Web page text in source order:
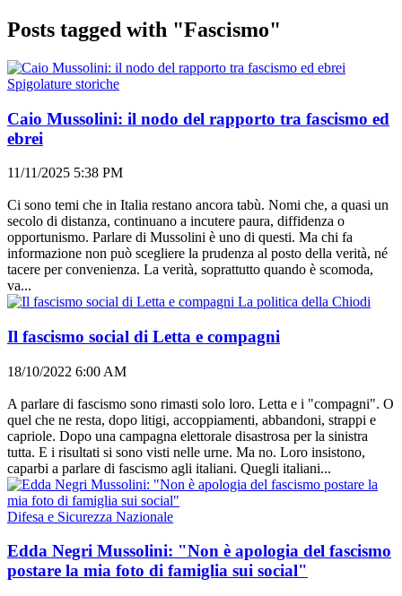
Posts tagged with "Fascismo"
Spigolature storiche
Caio Mussolini: il nodo del rapporto tra fascismo ed
ebrei
11/11/2025 5:38 PM
Ci sono temi che in Italia restano ancora tabù. Nomi che, a quasi un
secolo di distanza, continuano a incutere paura, diffidenza o
opportunismo. Parlare di Mussolini è uno di questi. Ma chi fa
informazione non può scegliere la prudenza al posto della verità, né
tacere per convenienza. La verità, soprattutto quando è scomoda,
va...
La politica della Chiodi
Il fascismo social di Letta e compagni
18/10/2022 6:00 AM
A parlare di fascismo sono rimasti solo loro. Letta e i "compagni". O
quel che ne resta, dopo litigi, accoppiamenti, abbandoni, strappi e
capriole. Dopo una campagna elettorale disastrosa per la sinistra
tutta. E i risultati si sono visti nelle urne. Ma no. Loro insistono,
caparbi a parlare di fascismo agli italiani. Quegli italiani...
Difesa e Sicurezza Nazionale
Edda Negri Mussolini: "Non è apologia del fascismo
postare la mia foto di famiglia sui social"